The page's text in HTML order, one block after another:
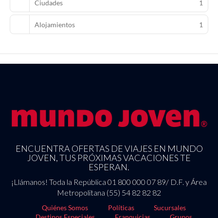
un desayuno bufé todos los días de 06:30 a 10:30 con un coste
adicional.
Tendrás un centro de negocios, un servicio de limusina o coche
¿Estás organizando un evento en Patong? En este hotel tienes a tu
disposición 414 metros cuadrados de espacio con zona para
Ciudades 1
Alojamientos 1
ENCUENTRA OFERTAS DE VIAJES EN MUNDO
JOVEN, TUS PRÓXIMAS VACACIONES TE
ESPERAN.
¡Llámanos! Toda la República 01 800 000 07 89/ D.F. y Área
Metropolitana (55) 54 82 82 82
Quiénes Somos Políticas
Sucursales